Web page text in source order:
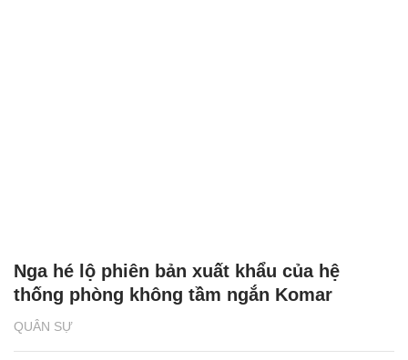
QUÂN SỰ
Nga hé lộ phiên bản xuất khẩu của hệ
thống phòng không tầm ngắn Komar